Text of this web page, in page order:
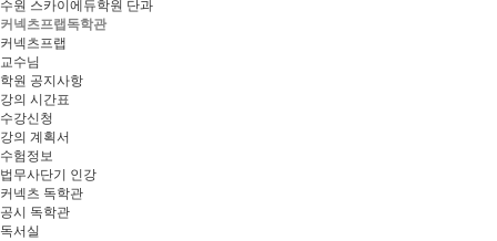
수원 스카이에듀학원 단과
커넥츠프랩독학관
커넥츠프랩
교수님
학원 공지사항
강의 시간표
수강신청
강의 계획서
수험정보
법무사단기 인강
커넥츠 독학관
공시 독학관
독서실